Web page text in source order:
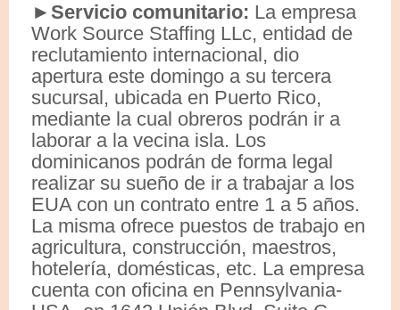
►Servicio comunitario: La empresa
Work Source Staffing LLc, entidad de
reclutamiento internacional, dio
apertura este domingo a su tercera
sucursal, ubicada en Puerto Rico,
mediante la cual obreros podrán ir a
laborar a la vecina isla. Los
dominicanos podrán de forma legal
realizar su sueño de ir a trabajar a los
EUA con un contrato entre 1 a 5 años.
La misma ofrece puestos de trabajo en
agricultura, construcción, maestros,
hotelería, domésticas, etc. La empresa
cuenta con oficina en Pennsylvania-